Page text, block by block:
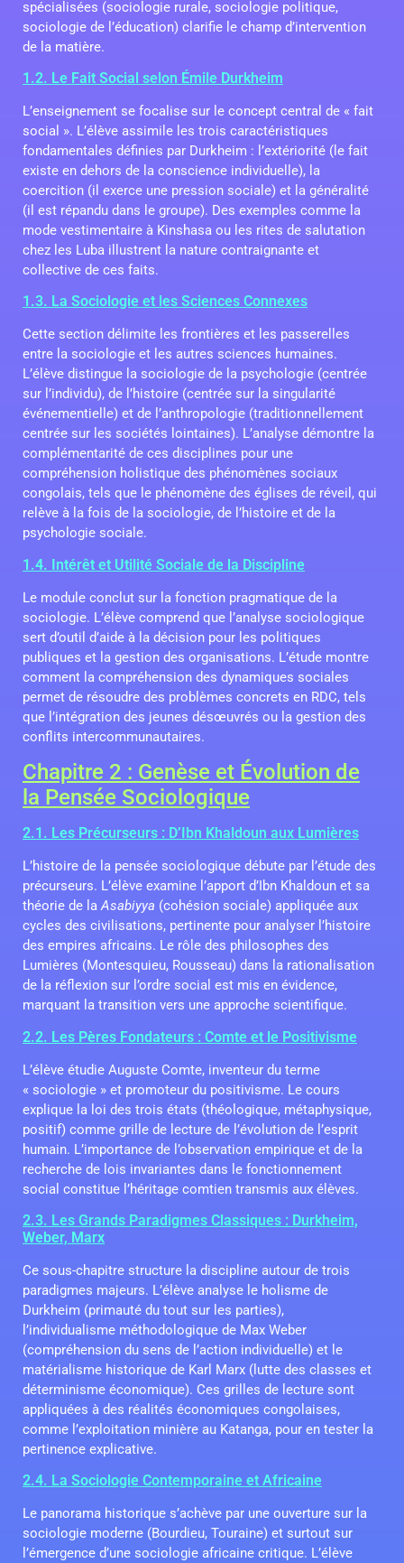
spécialisées (sociologie rurale, sociologie politique,
sociologie de l’éducation) clarifie le champ d’intervention
de la matière.
1.2. Le Fait Social selon Émile Durkheim
L’enseignement se focalise sur le concept central de « fait
social ». L’élève assimile les trois caractéristiques
fondamentales définies par Durkheim : l’extériorité (le fait
existe en dehors de la conscience individuelle), la
coercition (il exerce une pression sociale) et la généralité
(il est répandu dans le groupe). Des exemples comme la
mode vestimentaire à Kinshasa ou les rites de salutation
chez les Luba illustrent la nature contraignante et
collective de ces faits.
1.3. La Sociologie et les Sciences Connexes
Cette section délimite les frontières et les passerelles
entre la sociologie et les autres sciences humaines.
L’élève distingue la sociologie de la psychologie (centrée
sur l’individu), de l’histoire (centrée sur la singularité
événementielle) et de l’anthropologie (traditionnellement
centrée sur les sociétés lointaines). L’analyse démontre la
complémentarité de ces disciplines pour une
compréhension holistique des phénomènes sociaux
congolais, tels que le phénomène des églises de réveil, qui
relève à la fois de la sociologie, de l’histoire et de la
psychologie sociale.
1.4. Intérêt et Utilité Sociale de la Discipline
Le module conclut sur la fonction pragmatique de la
sociologie. L’élève comprend que l’analyse sociologique
sert d’outil d’aide à la décision pour les politiques
publiques et la gestion des organisations. L’étude montre
comment la compréhension des dynamiques sociales
permet de résoudre des problèmes concrets en RDC, tels
que l’intégration des jeunes désœuvrés ou la gestion des
conflits intercommunautaires.
Chapitre 2 : Genèse et Évolution de
la Pensée Sociologique
2.1. Les Précurseurs : D’Ibn Khaldoun aux Lumières
L’histoire de la pensée sociologique débute par l’étude des
précurseurs. L’élève examine l’apport d’Ibn Khaldoun et sa
théorie de laAsabiyya (cohésion sociale) appliquée aux
cycles des civilisations, pertinente pour analyser l’histoire
des empires africains. Le rôle des philosophes des
Lumières (Montesquieu, Rousseau) dans la rationalisation
de la réflexion sur l’ordre social est mis en évidence,
marquant la transition vers une approche scientifique.
2.2. Les Pères Fondateurs : Comte et le Positivisme
L’élève étudie Auguste Comte, inventeur du terme
« sociologie » et promoteur du positivisme. Le cours
explique la loi des trois états (théologique, métaphysique,
positif) comme grille de lecture de l’évolution de l’esprit
humain. L’importance de l’observation empirique et de la
recherche de lois invariantes dans le fonctionnement
social constitue l’héritage comtien transmis aux élèves.
2.3. Les Grands Paradigmes Classiques : Durkheim,
Weber, Marx
Ce sous-chapitre structure la discipline autour de trois
paradigmes majeurs. L’élève analyse le holisme de
Durkheim (primauté du tout sur les parties),
l’individualisme méthodologique de Max Weber
(compréhension du sens de l’action individuelle) et le
matérialisme historique de Karl Marx (lutte des classes et
déterminisme économique). Ces grilles de lecture sont
appliquées à des réalités économiques congolaises,
comme l’exploitation minière au Katanga, pour en tester la
pertinence explicative.
2.4. La Sociologie Contemporaine et Africaine
Le panorama historique s’achève par une ouverture sur la
sociologie moderne (Bourdieu, Touraine) et surtout sur
l’émergence d’une sociologie africaine critique. L’élève